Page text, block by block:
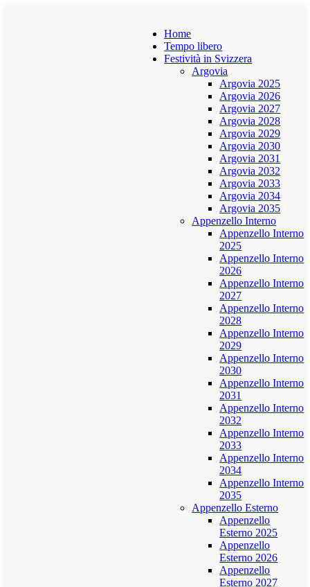
Home
Tempo libero
Festività in Svizzera
Argovia
Argovia 2025
Argovia 2026
Argovia 2027
Argovia 2028
Argovia 2029
Argovia 2030
Argovia 2031
Argovia 2032
Argovia 2033
Argovia 2034
Argovia 2035
Appenzello Interno
Appenzello Interno
2025
Appenzello Interno
2026
Appenzello Interno
2027
Appenzello Interno
2028
Appenzello Interno
2029
Appenzello Interno
2030
Appenzello Interno
2031
Appenzello Interno
2032
Appenzello Interno
2033
Appenzello Interno
2034
Appenzello Interno
2035
Appenzello Esterno
Appenzello
Esterno 2025
Appenzello
Esterno 2026
Appenzello
Esterno 2027